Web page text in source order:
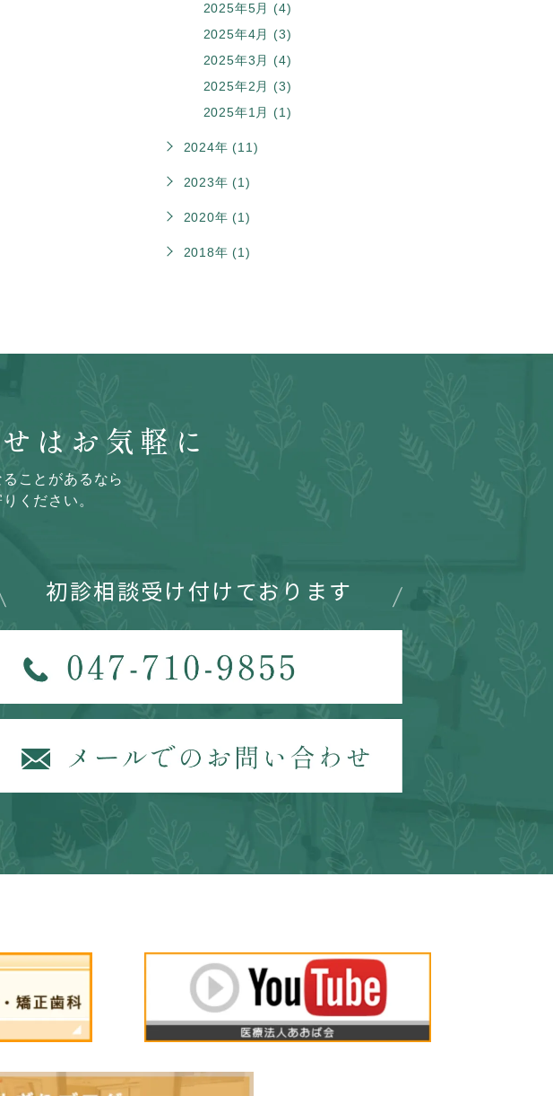
2025年5月 (4)
2025年4月 (3)
2025年3月 (4)
2025年2月 (3)
2025年1月 (1)
2024年 (11)
2023年 (1)
2020年 (1)
2018年 (1)
はお気軽に
ことがあるなら
ください。
初診相談受け付けております